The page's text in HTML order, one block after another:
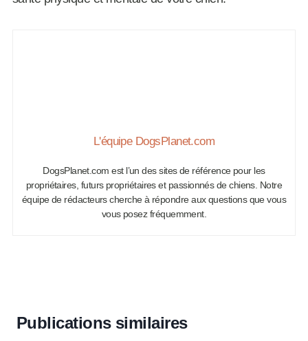
L'équipe DogsPlanet.com
DogsPlanet.com est l’un des sites de référence pour les
propriétaires, futurs propriétaires et passionnés de chiens. Notre
équipe de rédacteurs cherche à répondre aux questions que vous
vous posez fréquemment.
Publications similaires